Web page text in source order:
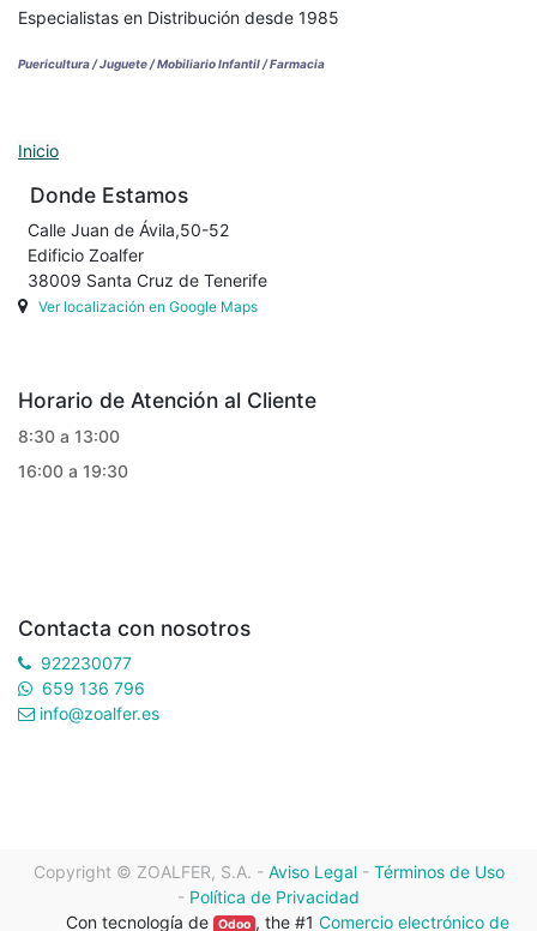
Especialistas en Distribución desde 1985
Puericultura / Juguete / Mobiliario Infantil / Farmacia
Inicio
Donde Estamos
Calle Juan de Ávila,50-52
Edificio Zoalfer
38009 Santa Cruz de Tenerife
Ver localización en Google Maps
Horario de Atención al Cliente
8:30 a 13:00
16:00 a 19:30
Contacta con nosotros
922230077
659 136 796
info@zoalfer.es
Copyright © ZOALFER, S.A. - Aviso Legal - Términos de Uso
- Política de Privacidad
Con tecnología de
Odoo , the #1 Comercio electrónico de